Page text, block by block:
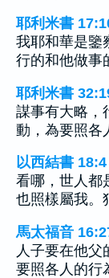
耶利米書
我耶和華是鑒
行的和他做事
耶利米書
謀事有大略，
動，為要照各
以西結書 18:4
看哪，世人都
也照樣屬我。
馬太福音
人子要在他
要照各人的行